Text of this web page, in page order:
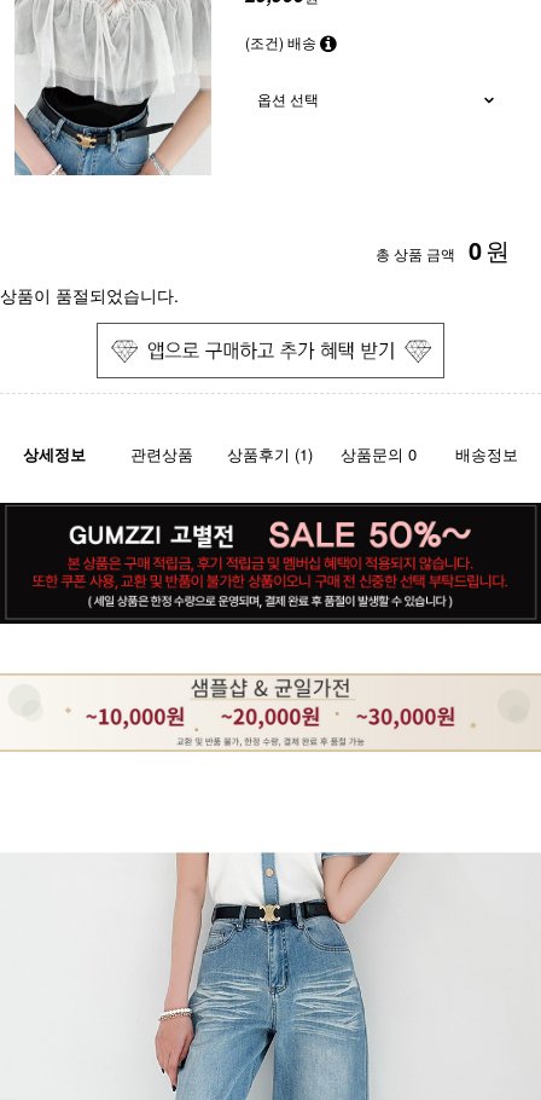
(조건) 배송
총 상품 금액 0원
상품이 품절되었습니다.
상세정보 관련상품 상품후기 (1) 상품문의 0 배송정보